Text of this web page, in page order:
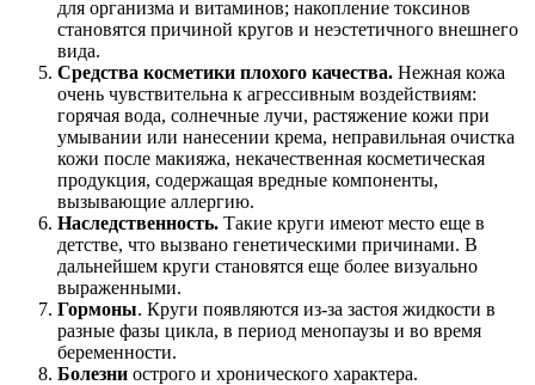
для организма и витаминов; накопление токсинов
становятся причиной кругов и неэстетичного внешнего
вида.
Средства косметики плохого качества. Нежная кожа
очень чувствительна к агрессивным воздействиям:
горячая вода, солнечные лучи, растяжение кожи при
умывании или нанесении крема, неправильная очистка
кожи после макияжа, некачественная косметическая
продукция, содержащая вредные компоненты,
вызывающие аллергию.
Наследственность. Такие круги имеют место еще в
детстве, что вызвано генетическими причинами. В
дальнейшем круги становятся еще более визуально
выраженными.
Гормоны. Круги появляются из-за застоя жидкости в
разные фазы цикла, в период менопаузы и во время
беременности.
Болезни острого и хронического характера.